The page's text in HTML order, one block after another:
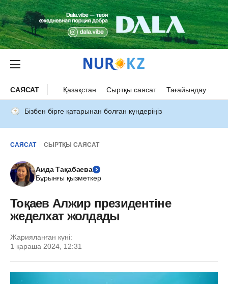
САЯСАТ Қазақстан Сыртқы саясат Тағайындау
Бізбен бірге қатарынан болған күндеріңіз
САЯСАТ СЫРТҚЫ САЯСАТ
Аида Тақабаева
Бұрынғы қызметкер
Тоқаев Алжир президентіне
жеделхат жолдады
Жарияланған күні:
1 қараша 2024, 12:31